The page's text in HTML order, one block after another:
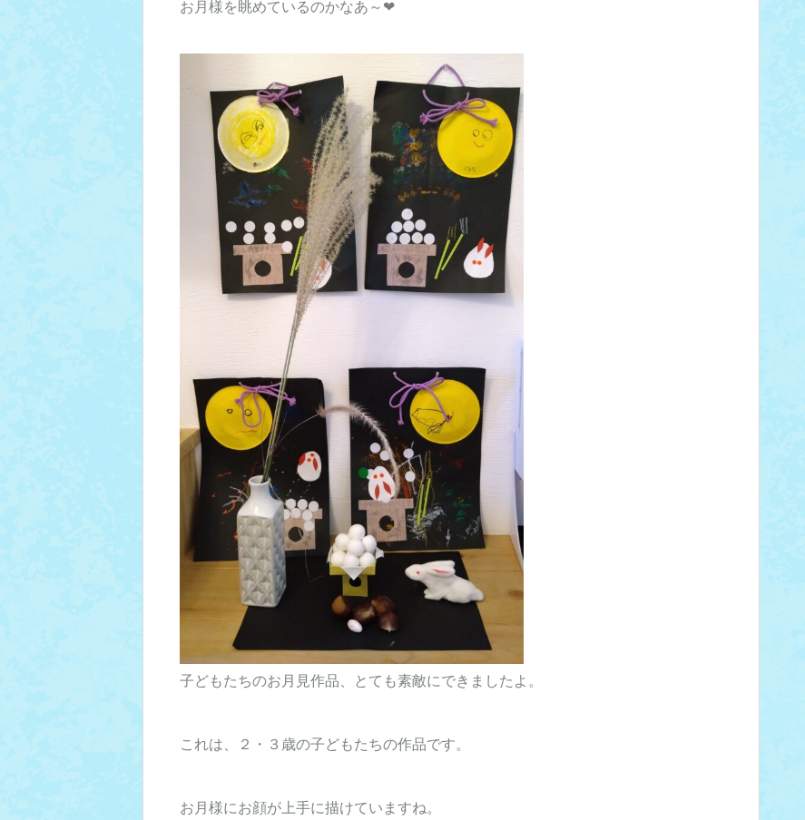
お月様を眺めているのかなあ～❤
子どもたちのお月見作品、とても素敵にできましたよ。
これは、２・３歳の子どもたちの作品です。
お月様にお顔が上手に描けていますね。